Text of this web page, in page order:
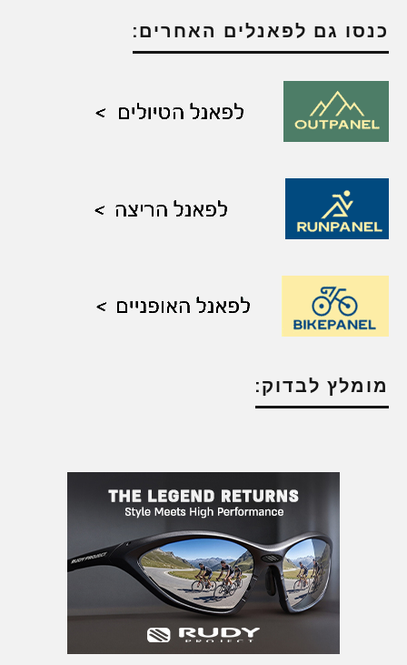
כנסו גם לפאנלים האחרים:
מומלץ לבדוק: